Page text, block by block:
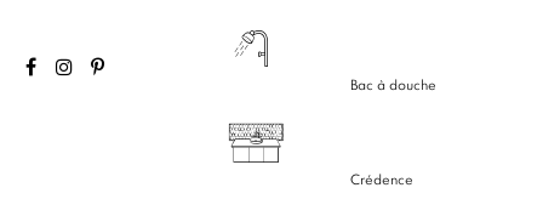
Bac à douche
Crédence